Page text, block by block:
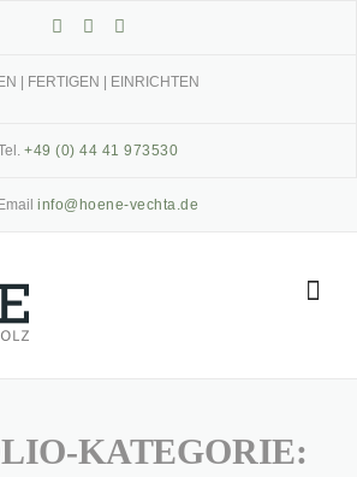
| FERTIGEN | EINRICHTEN
+49 (0) 44 41 973530
Email info@hoene-vechta.de
KATEGORIE: